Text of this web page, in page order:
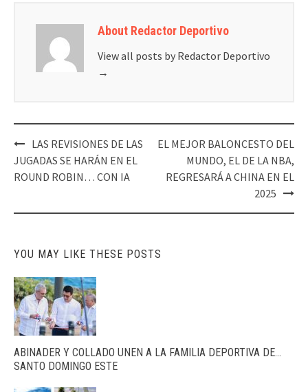
About Redactor Deportivo
View all posts by Redactor Deportivo
→
Post
navigation
LAS REVISIONES DE LAS
JUGADAS SE HARÁN EN EL
ROUND ROBIN… CON IA
EL MEJOR BALONCESTO DEL
MUNDO, EL DE LA NBA,
REGRESARÁ A CHINA EN EL
2025
YOU MAY LIKE THESE POSTS
ABINADER Y COLLADO UNEN A LA FAMILIA DEPORTIVA DE…
SANTO DOMINGO ESTE